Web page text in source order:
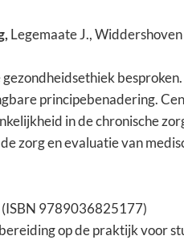
Legemaate J.,
principebenadering.
in de chronische
zorg en evaluatie van
(ISBN 9789036825177)
op de praktijk voor